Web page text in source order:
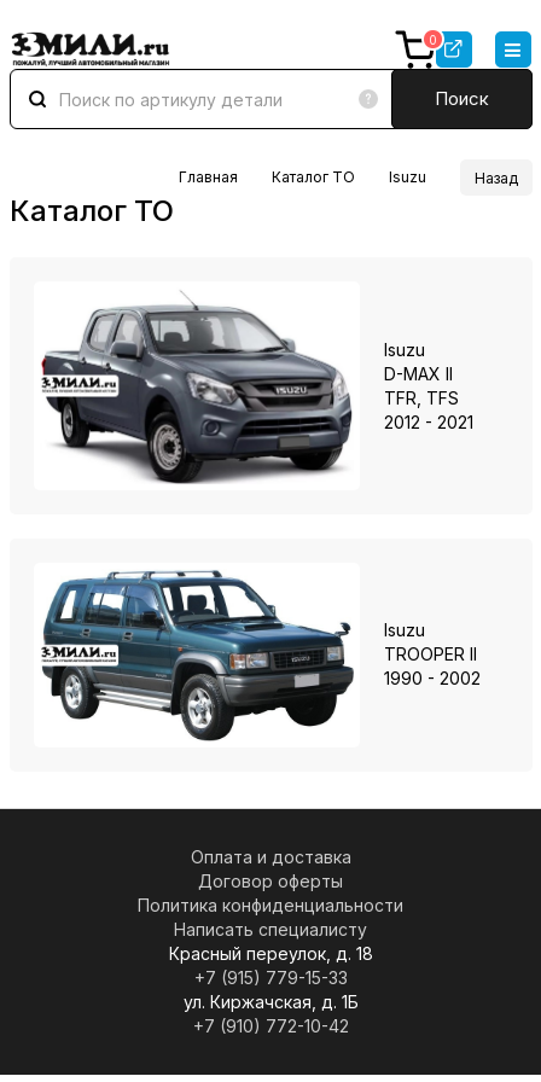
Поиск
0
Каталог ТО
Главная Каталог ТО Isuzu Назад
Isuzu
D-MAX II
TFR, TFS
2012 - 2021
Isuzu
TROOPER II
1990 - 2002
Оплата и доставка
Договор оферты
Политика конфиденциальности
Написать специалисту
Красный переулок, д. 18
+7 (915) 779-15-33
ул. Киржачская, д. 1Б
+7 (910) 772-10-42